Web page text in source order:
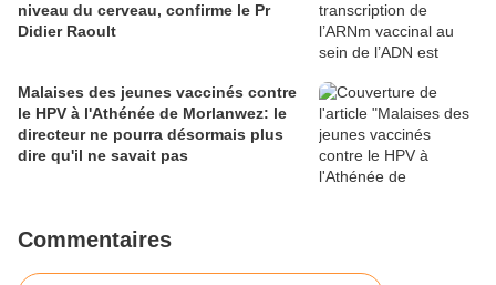
niveau du cerveau, confirme le Pr
Didier Raoult
Malaises des jeunes vaccinés contre
le HPV à l'Athénée de Morlanwez: le
directeur ne pourra désormais plus
dire qu'il ne savait pas
Commentaires